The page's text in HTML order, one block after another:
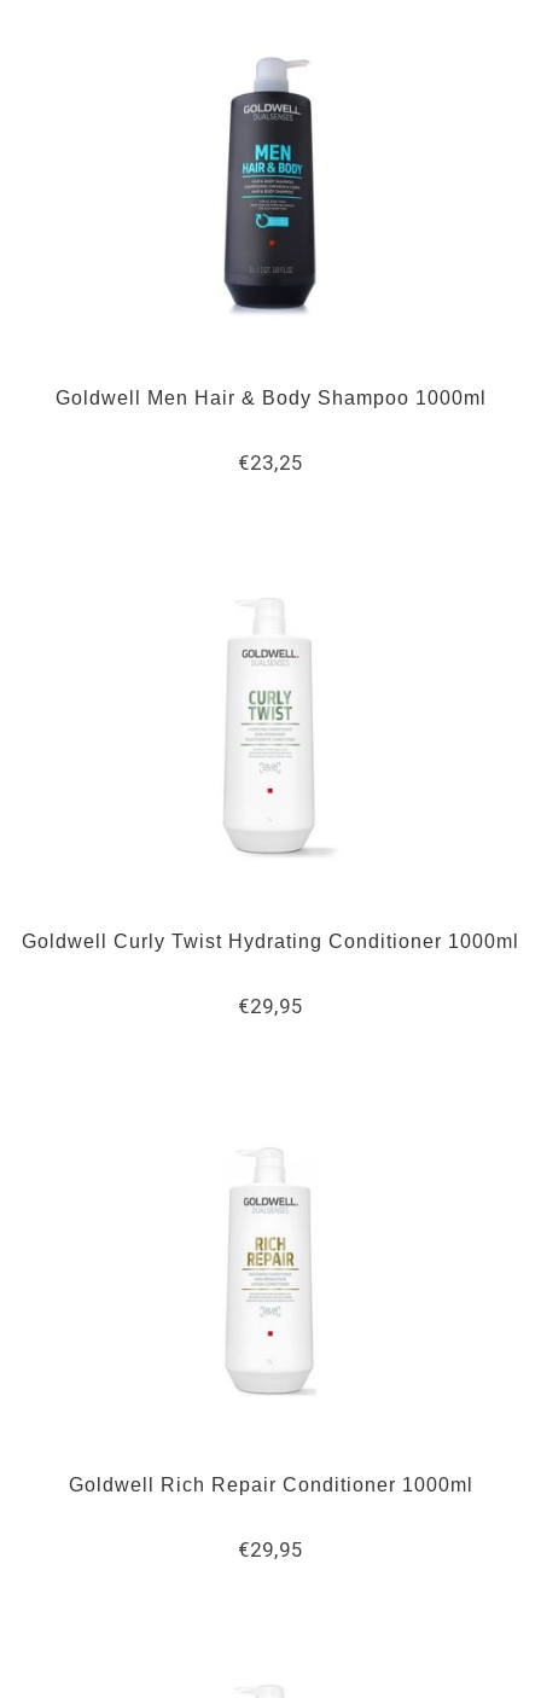
Goldwell Men Hair & Body Shampoo 1000ml
€23,25
Goldwell Curly Twist Hydrating Conditioner 1000ml
€29,95
Goldwell Rich Repair Conditioner 1000ml
€29,95